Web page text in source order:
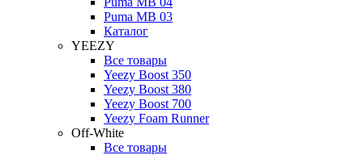
Puma MB 03
Каталог
YEEZY
Все товары
Yeezy Boost 350
Yeezy Boost 380
Yeezy Boost 700
Yeezy Foam Runner
Off-White
Все товары